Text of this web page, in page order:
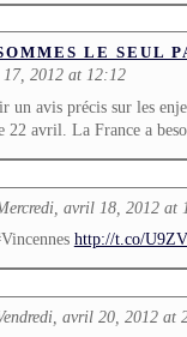
LE SEUL
2012 at 12:12
un avis précis sur les
22 avril. La France a
avril 18, 2012 at
http://t.co/
avril 20, 2012 at